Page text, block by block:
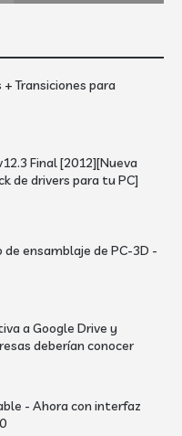
Transiciones para
Final [2012][Nueva
de drivers para tu PC]
ensamblaje de PC-3D -
a Google Drive y
deberían conocer
- Ahora con interfaz